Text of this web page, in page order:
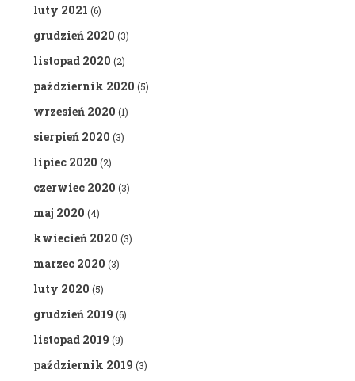
luty 2021 (6)
grudzień 2020 (3)
listopad 2020 (2)
październik 2020 (5)
wrzesień 2020 (1)
sierpień 2020 (3)
lipiec 2020 (2)
czerwiec 2020 (3)
maj 2020 (4)
kwiecień 2020 (3)
marzec 2020 (3)
luty 2020 (5)
grudzień 2019 (6)
listopad 2019 (9)
październik 2019 (3)